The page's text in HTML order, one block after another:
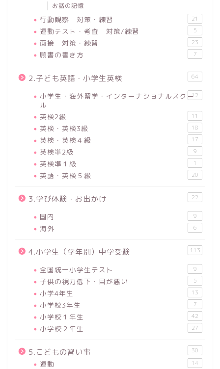
お話の記憶
行動観察 対策・練習 21
運動テスト・考査 対策/練習 5
面接 対策・練習 23
願書の書き方 7
2.子ども英語・小学生英検 64
小学生・海外留学・インターナショナルスクー
ル
12
英検2級 11
英検・英検3級 18
英検・英検４級 17
英検準2級 9
英検準１級 1
英語・英検５級 20
3.学び体験・お出かけ 22
国内 9
海外 6
4.小学生（学年別）中学受験 113
全国統一小学生テスト 9
子供の視力低下・目が悪い 5
小学4年生 13
小学校3年生 7
小学校１年生 42
小学校２年生 27
5.こどもの習い事 30
運動 14